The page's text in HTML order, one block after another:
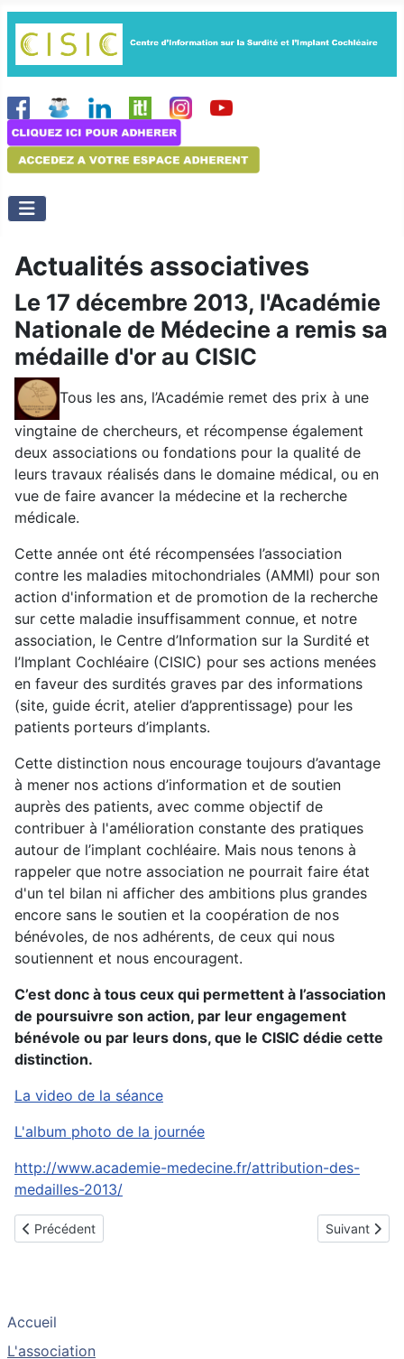
Actualités associatives
Le 17 décembre 2013, l'Académie
Nationale de Médecine a remis sa
médaille d'or au CISIC
Tous les ans, l’Académie remet des prix à une
vingtaine de chercheurs, et récompense également
deux associations ou fondations pour la qualité de
leurs travaux réalisés dans le domaine médical, ou en
vue de faire avancer la médecine et la recherche
médicale.
Cette année ont été récompensées l’association
contre les maladies mitochondriales (AMMI) pour son
action d'information et de promotion de la recherche
sur cette maladie insuffisamment connue, et notre
association, le Centre d’Information sur la Surdité et
l’Implant Cochléaire (CISIC) pour ses actions menées
en faveur des surdités graves par des informations
(site, guide écrit, atelier d’apprentissage) pour les
patients porteurs d’implants.
Cette distinction nous encourage toujours d’avantage
à mener nos actions d’information et de soutien
auprès des patients, avec comme objectif de
contribuer à l'amélioration constante des pratiques
autour de l’implant cochléaire. Mais nous tenons à
rappeler que notre association ne pourrait faire état
d'un tel bilan ni afficher des ambitions plus grandes
encore sans le soutien et la coopération de nos
bénévoles, de nos adhérents, de ceux qui nous
soutiennent et nous encouragent.
C’est donc à tous ceux qui permettent à l’association
de poursuivre son action, par leur engagement
bénévole ou par leurs dons, que le CISIC dédie cette
distinction.
La video de la séance
L'album photo de la journée
http://www.academie-medecine.fr/attribution-des-
medailles-2013/
Article précédent : Visite du service d'implantation cochléaire
Précédent Article
Suivant
Accueil
L'association